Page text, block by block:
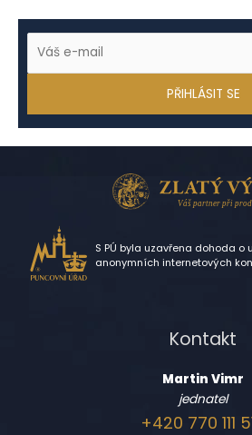
S PÚ byla uzavřena dohoda o
anonymních internetových
Kontakt
Martin Vimr
jednatel
+420 770 111